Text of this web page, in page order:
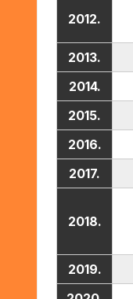
2012.
2013.
2014.
2015.
2016.
2017.
2018.
2019.